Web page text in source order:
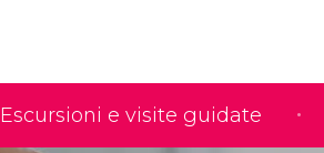
Escursioni e visite guidate